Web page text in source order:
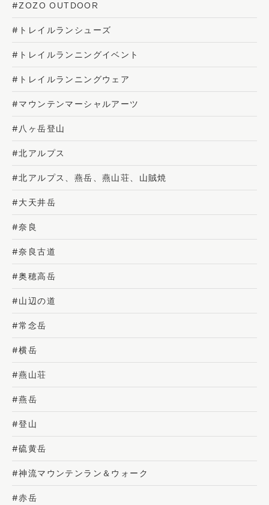
#ZOZO OUTDOOR
#トレイルランシューズ
#トレイルランニングイベント
#トレイルランニングウェア
#マウンテンマーシャルアーツ
#八ヶ岳登山
#北アルプス
#北アルプス、燕岳、燕山荘、山賊焼
#大天井岳
#奈良
#奈良古道
#奥穂高岳
#山辺の道
#常念岳
#横岳
#燕山荘
#燕岳
#登山
#硫黄岳
#神流マウンテンラン＆ウォーク
#赤岳